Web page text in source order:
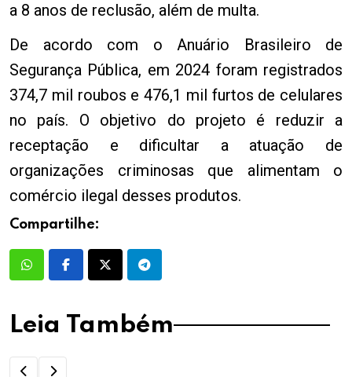
a 8 anos de reclusão, além de multa.
De acordo com o Anuário Brasileiro de
Segurança Pública, em 2024 foram registrados
374,7 mil roubos e 476,1 mil furtos de celulares
no país. O objetivo do projeto é reduzir a
receptação e dificultar a atuação de
organizações criminosas que alimentam o
comércio ilegal desses produtos.
Compartilhe:
Leia Também